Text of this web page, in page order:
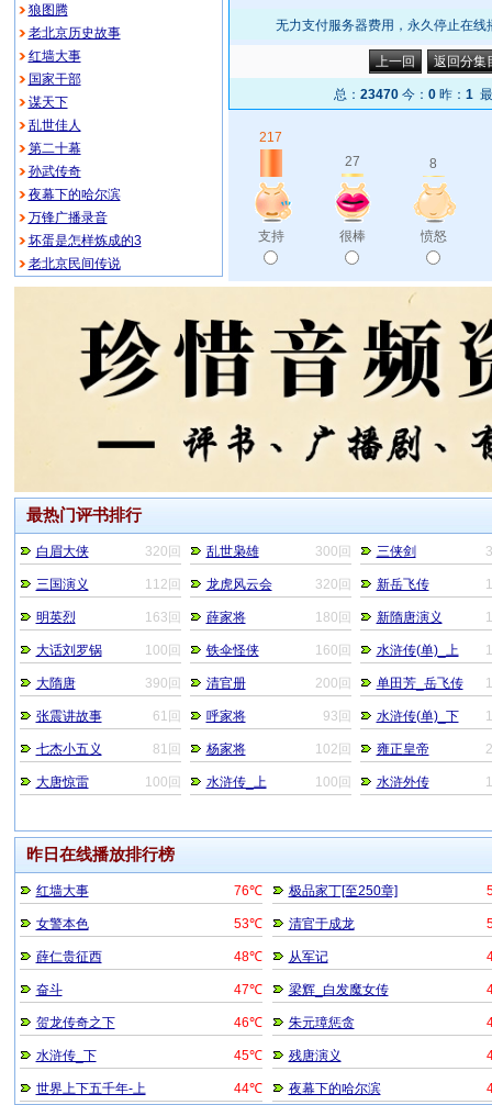
狼图腾
老北京历史故事
红墙大事
国家干部
谋天下
乱世佳人
第二十幕
孙武传奇
夜幕下的哈尔滨
万锋广播录音
坏蛋是怎样炼成的3
老北京民间传说
无力支付服务器费用，永久停止在
上一回 返回分集
总： 23470 今： 0 昨： 1
217
27
8
支持 很棒 愤怒
最热门评书排行
320回
白眉大侠 300回
乱世枭雄 三侠剑
112回
三国演义 320回
龙虎风云会 新岳飞传
163回
明英烈 180回
薛家将 新隋唐演义
100回
大话刘罗锅 160回
铁伞怪侠 水浒传(单)_上
390回
大隋唐 200回
清官册 单田芳_岳飞传
61回
张震讲故事 93回
呼家将 水浒传(单)_下
81回
七杰小五义 102回
杨家将 雍正皇帝
100回
大唐惊雷 100回
水浒传_上 水浒外传
昨日在线播放排行榜
76℃
红墙大事 极品家丁[至250章]
53℃
女警本色 清官于成龙
48℃
薛仁贵征西 从军记
47℃
奋斗 梁辉_白发魔女传
46℃
贺龙传奇之下 朱元璋惩贪
45℃
水浒传_下 残唐演义
44℃
世界上下五千年-上 夜幕下的哈尔滨